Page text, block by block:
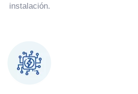
instalación.